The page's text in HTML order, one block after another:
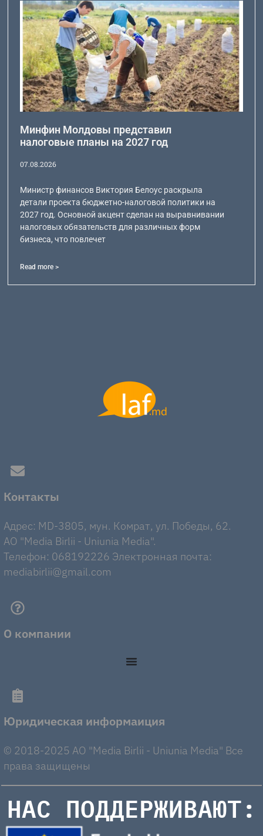
Минфин Молдовы представил
налоговые планы на 2027 год
07.08.2026
Министр финансов Виктория Белоус раскрыла
детали проекта бюджетно-налоговой политики на
2027 год. Основной акцент сделан на выравнивании
налоговых обязательств для различных форм
бизнеса, что повлечет
Read more >
Контакты
Адрес: MD-3805, мун. Комрат, ул. Победы, 62.
AO "Media Birlii - Uniunia Media".
Телефон: 068192226 Электронная почта:
mediabirlii@gmail.com
О компании
Юридическая информаиция
© 2018-2025 AO "Media Birlii - Uniunia Media" Все
права защищены
НАС ПОДДЕРЖИВАЮТ: